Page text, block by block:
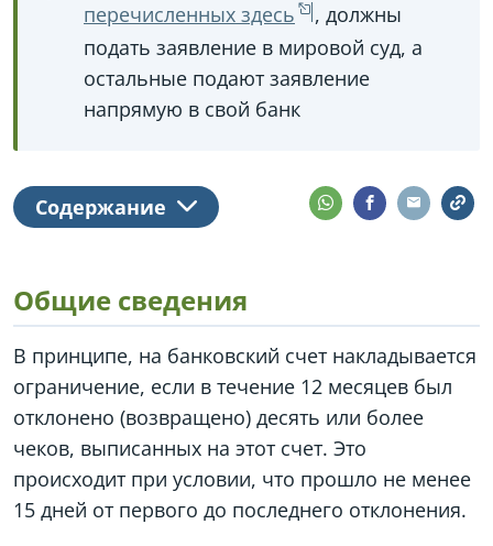
перечисленных здесь
, должны
подать заявление в мировой суд, а
остальные подают заявление
напрямую в свой банк
Содержание
Общие сведения
В принципе, на банковский счет накладывается
ограничение, если в течение 12 месяцев был
отклонено (возвращено) десять или более
чеков, выписанных на этот счет. Это
происходит при условии, что прошло не менее
15 дней от первого до последнего отклонения.